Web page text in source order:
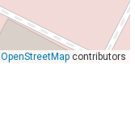
OpenStreetMapcontributors